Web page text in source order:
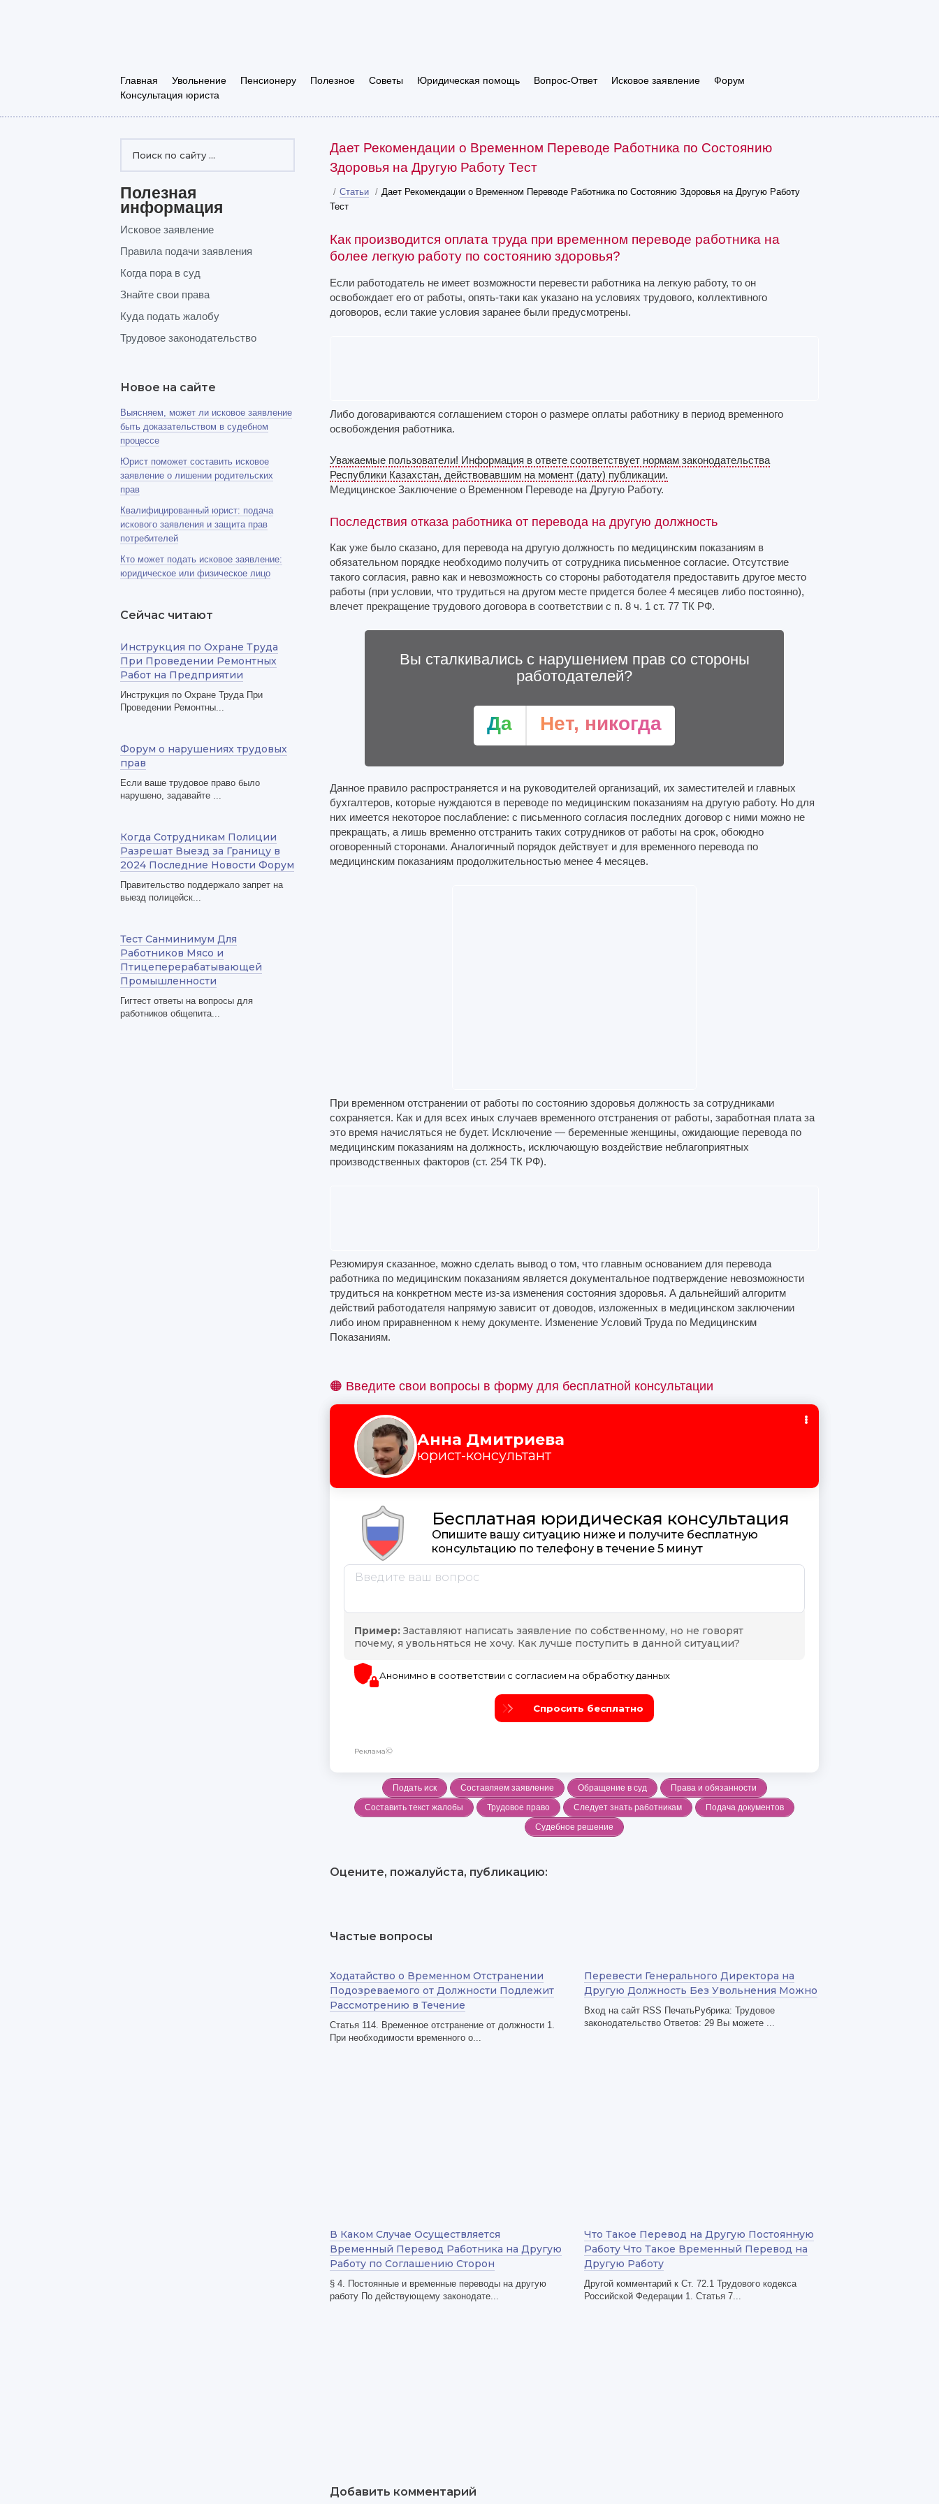
Главная Увольнение Пенсионеру Полезное Советы Юридическая помощь Вопрос-Ответ Исковое заявление
Форум
Консультация юриста
Дает Рекомендации о Временном Переводе Работника по Состоянию
Здоровья на Другую Работу Тест
/ Статьи / Дает Рекомендации о Временном Переводе Работника по Состоянию Здоровья на Другую Работу
Тест
Как производится оплата труда при временном переводе работника на
более легкую работу по состоянию здоровья?
Если работодатель не имеет возможности перевести работника на легкую работу, то он
освобождает его от работы, опять-таки как указано на условиях трудового, коллективного
договоров, если такие условия заранее были предусмотрены.
Либо договариваются соглашением сторон о размере оплаты работнику в период временного
освобождения работника.
Уважаемые пользователи! Информация в ответе соответствует нормам законодательства
Республики Казахстан, действовавшим на момент (дату) публикации.
Медицинское Заключение о Временном Переводе на Другую Работу.
Последствия отказа работника от перевода на другую должность
Как уже было сказано, для перевода на другую должность по медицинским показаниям в
обязательном порядке необходимо получить от сотрудника письменное согласие. Отсутствие
такого согласия, равно как и невозможность со стороны работодателя предоставить другое место
работы (при условии, что трудиться на другом месте придется более 4 месяцев либо постоянно),
влечет прекращение трудового договора в соответствии с п. 8 ч. 1 ст. 77 ТК РФ.
Вы сталкивались с нарушением прав со стороны
работодателей?
Да Нет, никогда
Данное правило распространяется и на руководителей организаций, их заместителей и главных
бухгалтеров, которые нуждаются в переводе по медицинским показаниям на другую работу. Но для
них имеется некоторое послабление: с письменного согласия последних договор с ними можно не
прекращать, а лишь временно отстранить таких сотрудников от работы на срок, обоюдно
оговоренный сторонами. Аналогичный порядок действует и для временного перевода по
медицинским показаниям продолжительностью менее 4 месяцев.
При временном отстранении от работы по состоянию здоровья должность за сотрудниками
сохраняется. Как и для всех иных случаев временного отстранения от работы, заработная плата за
это время начисляться не будет. Исключение — беременные женщины, ожидающие перевода по
медицинским показаниям на должность, исключающую воздействие неблагоприятных
производственных факторов (ст. 254 ТК РФ).
Резюмируя сказанное, можно сделать вывод о том, что главным основанием для перевода
работника по медицинским показаниям является документальное подтверждение невозможности
трудиться на конкретном месте из-за изменения состояния здоровья. А дальнейший алгоритм
действий работодателя напрямую зависит от доводов, изложенных в медицинском заключении
либо ином приравненном к нему документе. Изменение Условий Труда по Медицинским
Показаниям.
🟠 Введите свои вопросы в форму для бесплатной консультации
Подать иск Составляем заявление Обращение в суд
Права и обязанности
Составить текст жалобы
Трудовое право Следует знать работникам
Подача документов
Судебное решение
Оцените, пожалуйста, публикацию:
Частые вопросы
Ходатайство о Временном Отстранении
Подозреваемого от Должности Подлежит
Рассмотрению в Течение
Статья 114. Временное отстранение от должности 1.
При необходимости временного о...
Перевести Генерального Директора на
Другую Должность Без Увольнения Можно
Вход на сайт RSS ПечатьРубрика: Трудовое
законодательство Ответов: 29 Вы можете ...
В Каком Случае Осуществляется
Временный Перевод Работника на Другую
Работу по Соглашению Сторон
§ 4. Постоянные и временные переводы на другую
работу По действующему законодате...
Что Такое Перевод на Другую Постоянную
Работу Что Такое Временный Перевод на
Другую Работу
Другой комментарий к Ст. 72.1 Трудового кодекса
Российской Федерации 1. Статья 7...
Добавить комментарий
Полезная
информация
Исковое заявление
Правила подачи заявления
Когда пора в суд
Знайте свои права
Куда подать жалобу
Трудовое законодательство
Новое на сайте
Выясняем, может ли исковое заявление
быть доказательством в судебном
процессе
Юрист поможет составить исковое
заявление о лишении родительских
прав
Квалифицированный юрист: подача
искового заявления и защита прав
потребителей
Кто может подать исковое заявление:
юридическое или физическое лицо
Сейчас читают
Инструкция по Охране Труда
При Проведении Ремонтных
Работ на Предприятии
Инструкция по Охране Труда При
Проведении Ремонтны...
Форум о нарушениях трудовых
прав
Если ваше трудовое право было
нарушено, задавайте ...
Когда Сотрудникам Полиции
Разрешат Выезд за Границу в
2024 Последние Новости Форум
Правительство поддержало запрет на
выезд полицейск...
Тест Санминимум Для
Работников Мясо и
Птицеперерабатывающей
Промышленности
Гигтест ответы на вопросы для
работников общепита...